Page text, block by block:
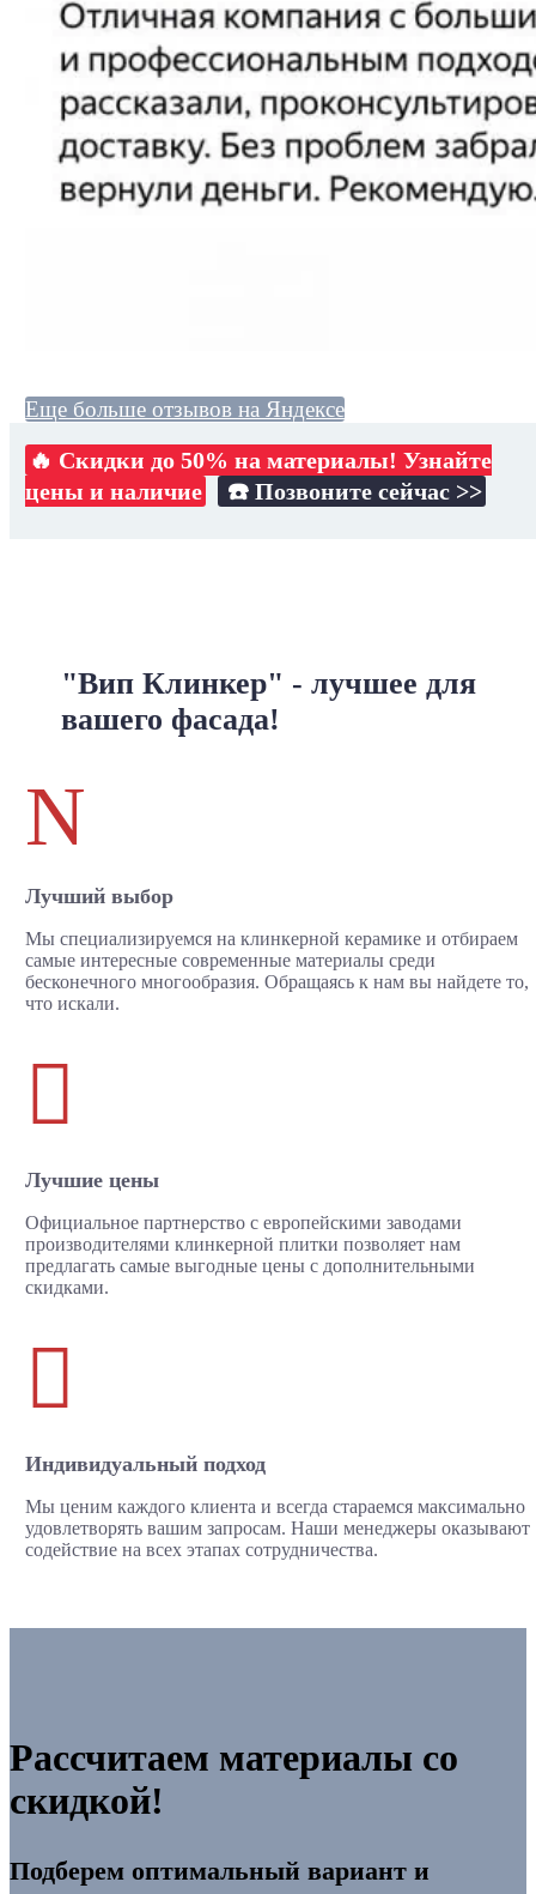
Еще больше отзывов на Яндексе
🔥 Скидки до 50% на материалы! Узнайте
цены и наличие
☎️ Позвоните сейчас >>
"Вип Клинкер" - лучшее для
вашего фасада!
N
Лучший выбор
Мы специализируемся на клинкерной керамике и отбираем
самые интересные современные материалы среди
бесконечного многообразия. Обращаясь к нам вы найдете то,
что искали.

Лучшие цены
Официальное партнерство с европейскими заводами
производителями клинкерной плитки позволяет нам
предлагать самые выгодные цены с дополнительными
скидками.

Индивидуальный подход
Мы ценим каждого клиента и всегда стараемся максимально
удовлетворять вашим запросам. Наши менеджеры оказывают
содействие на всех этапах сотрудничества.
Рассчитаем материалы со
скидкой!
Подберем оптимальный вариант и